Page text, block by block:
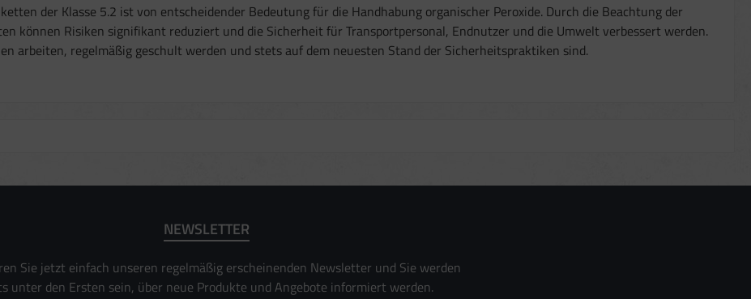
der Klasse 5.2 ist von entscheidender Bedeutung für die Handhabung organischer Peroxide. Durch die Beachtung der
können Risiken signifikant reduziert und die Sicherheit für Transportpersonal, Endnutzer und die Umwelt verbessert werden.
arbeiten, regelmäßig geschult werden und stets auf dem neuesten Stand der Sicherheitspraktiken sind.
NEWSLETTER
Sie jetzt einfach unseren regelmäßig erscheinenden Newsletter und Sie werden
unter den Ersten sein, über neue Produkte und Angebote informiert werden.